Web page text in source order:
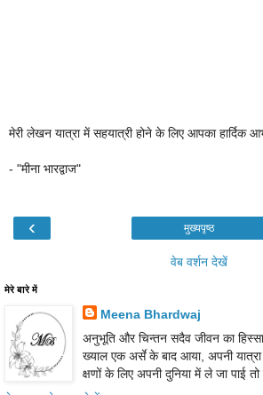
मेरी लेखन यात्रा में सहयात्री होने के लिए आपका हार्दिक
- "मीना भारद्वाज"
‹ मुख्यपृष्ठ
वेब वर्शन देखें
मेरे बारे में
Meena Bhardwaj
अनुभूति और चिन्तन सदैव जीवन का
ख्याल एक अर्से के बाद आया, अपनी
क्षणों के लिए अपनी दुनिया में ले जा पाई